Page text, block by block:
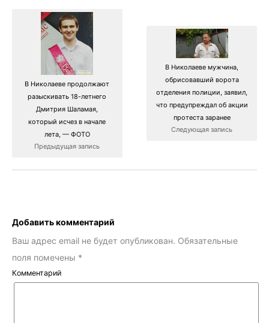
В Николаеве продолжают
разыскивать 18-летнего
Дмитрия Шаламая,
который исчез в начале
лета, — ФОТО
Предыдущая запись
В Николаеве мужчина,
обрисовавший ворота
отделения полиции, заявил,
что предупреждал об акции
протеста заранее
Следующая запись
Добавить комментарий
Ваш адрес email не будет опубликован. Обязательные
поля помечены *
Комментарий